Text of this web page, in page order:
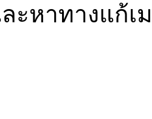
ะหาทางแก้เ